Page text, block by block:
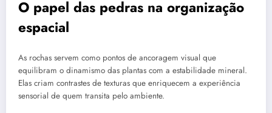
O papel das pedras na organização
espacial
As rochas servem como pontos de ancoragem visual que
equilibram o dinamismo das plantas com a estabilidade mineral.
Elas criam contrastes de texturas que enriquecem a experiência
sensorial de quem transita pelo ambiente.